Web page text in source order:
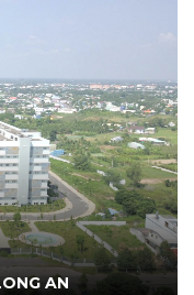
AN